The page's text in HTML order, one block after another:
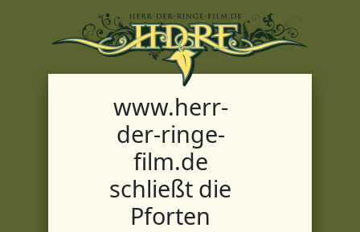
www.herr-
der-ringe-
film.de
schließt die
Pforten